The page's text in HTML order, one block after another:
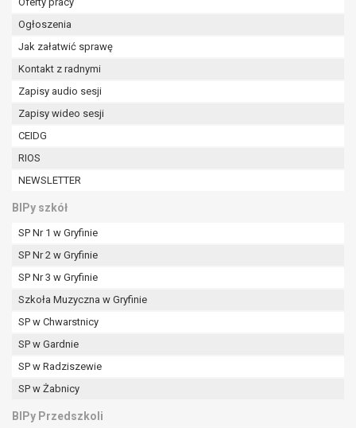
Ogłoszenia
Jak załatwić sprawę
Kontakt z radnymi
Zapisy audio sesji
Zapisy wideo sesji
CEIDG
RIOS
NEWSLETTER
BIPy szkół
SP Nr 1 w Gryfinie
SP Nr 2 w Gryfinie
SP Nr 3 w Gryfinie
Szkoła Muzyczna w Gryfinie
SP w Chwarstnicy
SP w Gardnie
SP w Radziszewie
SP w Żabnicy
BIPy Przedszkoli
osobowych odbywa się na podstawie zgody osoby
na przetwarzanie danych osobowych (art. 6 ust. 1
lit a RODO), przysługuje Pani/Panu prawo do
cofnięcia tej zgody w dowolnym momencie.
Przysługuje Pani/Panu prawo wniesienia skargi do
przetwarzanie Pani/Pana danych osobowych
przez administratora.
Organem właściwym do wniesienia skargi jest
W zależności od sfery, w której przetwarzane są
dane osobowe, podanie danych osobowych jest
dobrowolne albo jest wymogiem ustawowym lub
zautomatyzowanemu podejmowaniu decyzji, w
tym również profilowaniu.